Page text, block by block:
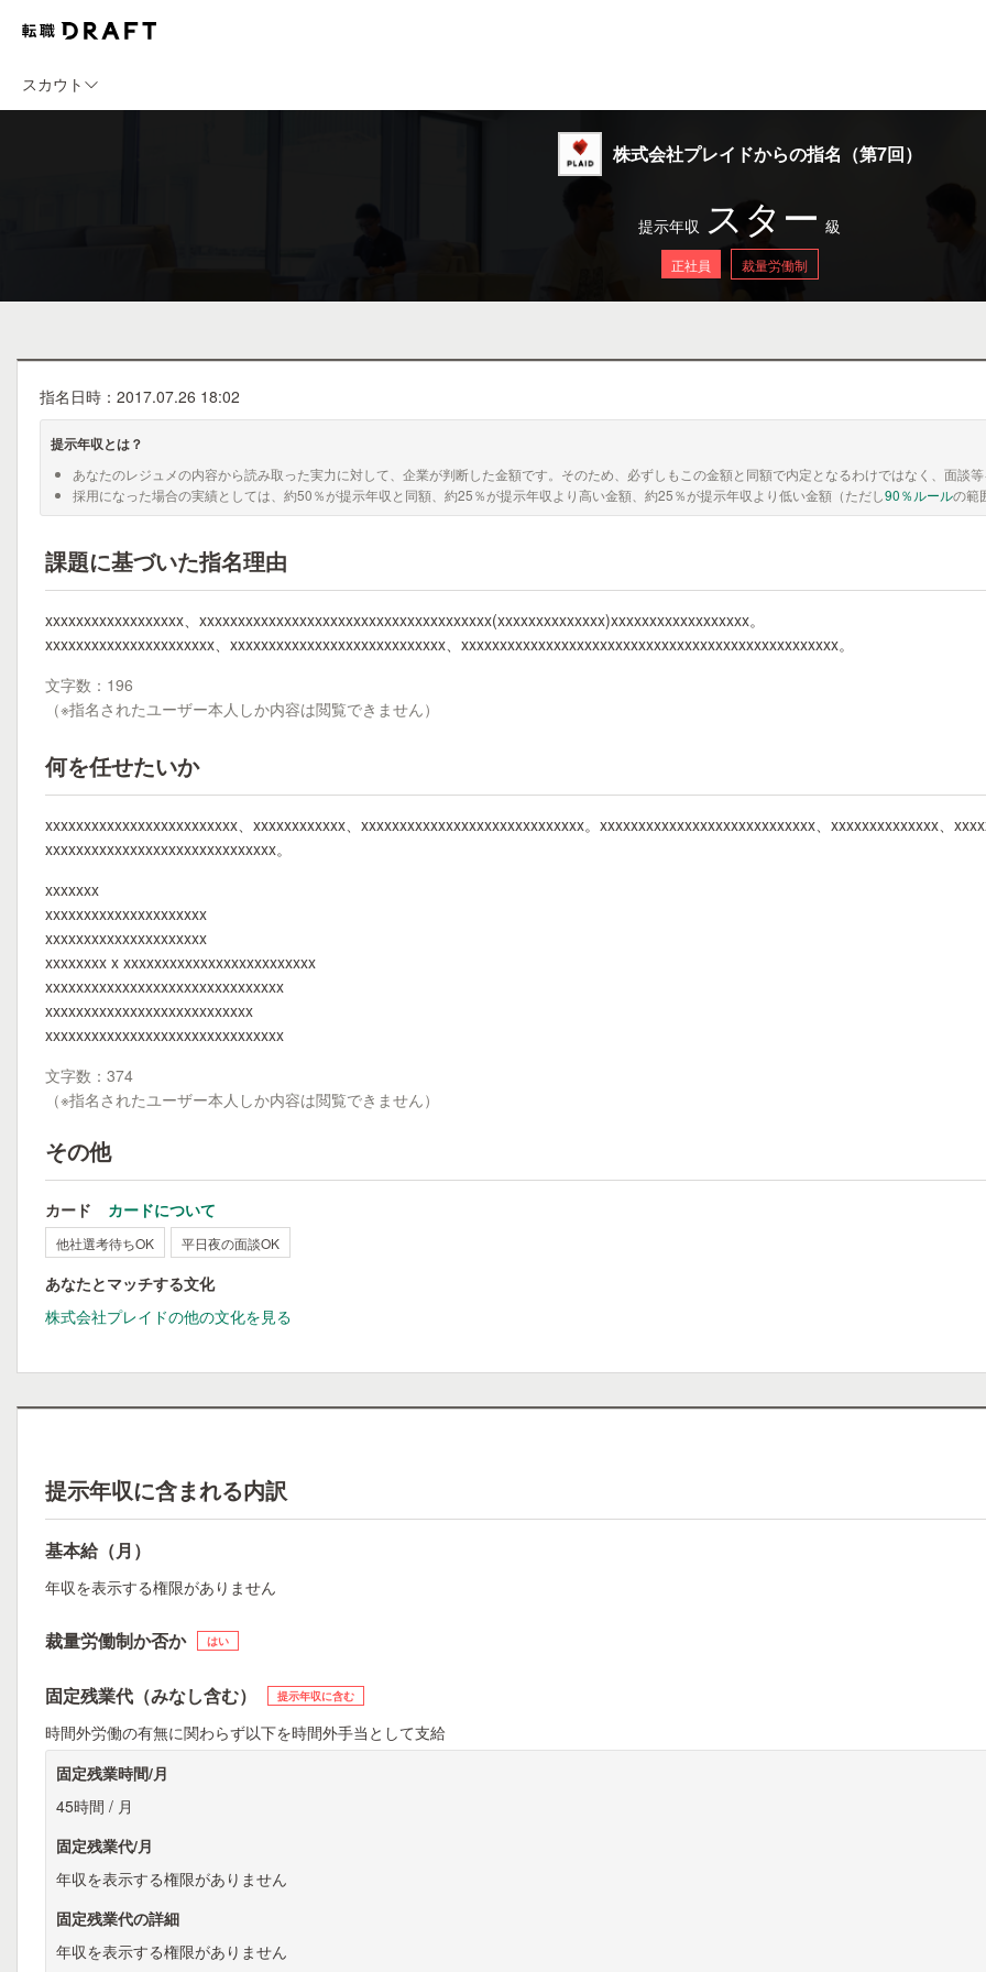
スカウト
株式会社プレイドからの指名（第7回）
提示年収 スター 級
正社員 裁量労働制
指名日時：2017.07.26 18:02
提示年収とは？
あなたのレジュメの内容から読み取った実力に対して、企業が判断した金額です。そのため、必ずしもこの金額と同額で内定となるわけではなく、面談等
採用になった場合の実績としては、約50％が提示年収と同額、約25％が提示年収より高い金額、約25％が提示年収より低い金額（ただし90％ルールの範
課題に基づいた指名理由
xxxxxxxxxxxxxxxxxx、xxxxxxxxxxxxxxxxxxxxxxxxxxxxxxxxxxxxxx(xxxxxxxxxxxxxx)xxxxxxxxxxxxxxxxxx。
xxxxxxxxxxxxxxxxxxxxxx、xxxxxxxxxxxxxxxxxxxxxxxxxxxx、xxxxxxxxxxxxxxxxxxxxxxxxxxxxxxxxxxxxxxxxxxxxxxxxx。
文字数：196
（※指名されたユーザー本人しか内容は閲覧できません）
何を任せたいか
xxxxxxxxxxxxxxxxxxxxxxxxx、xxxxxxxxxxxx、xxxxxxxxxxxxxxxxxxxxxxxxxxxxx。xxxxxxxxxxxxxxxxxxxxxxxxxxxx、xxxxxxxxxxxxxx、
xxxxxxxxxxxxxxxxxxxxxxxxxxxxxx。
xxxxxxx
xxxxxxxxxxxxxxxxxxxxx
xxxxxxxxxxxxxxxxxxxxx
xxxxxxxx x xxxxxxxxxxxxxxxxxxxxxxxxx
xxxxxxxxxxxxxxxxxxxxxxxxxxxxxxx
xxxxxxxxxxxxxxxxxxxxxxxxxxx
xxxxxxxxxxxxxxxxxxxxxxxxxxxxxxx
文字数：374
（※指名されたユーザー本人しか内容は閲覧できません）
その他
カード カードについて
他社選考待ちOK 平日夜の面談OK
あなたとマッチする文化
株式会社プレイドの他の文化を見る
提示年収に含まれる内訳
基本給（月）
年収を表示する権限がありません
裁量労働制か否か はい
固定残業代（みなし含む） 提示年収に含む
時間外労働の有無に関わらず以下を時間外手当として支給
固定残業時間/月
45時間 / 月
固定残業代/月
年収を表示する権限がありません
固定残業代の詳細
年収を表示する権限がありません